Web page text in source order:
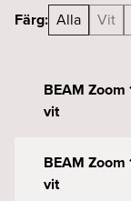
Färg: Alla Vit
BEAM Zoom
vit
BEAM Zoom
vit